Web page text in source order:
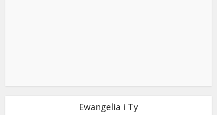
Ewangelia i Ty